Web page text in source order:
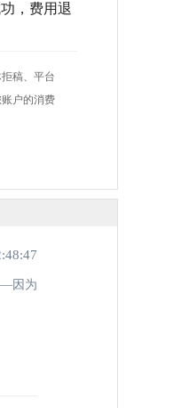
，费用退
稿、平台
户的消费
因为